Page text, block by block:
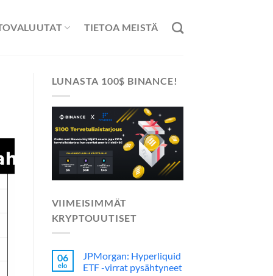
TIETOA MEISTÄ
LUNASTA 100$ BINANCE!
VIIMEISIMMÄT
KRYPTOUUTISET
06
elo
JPMorgan: Hyperliquid
ETF -virrat pysähtyneet